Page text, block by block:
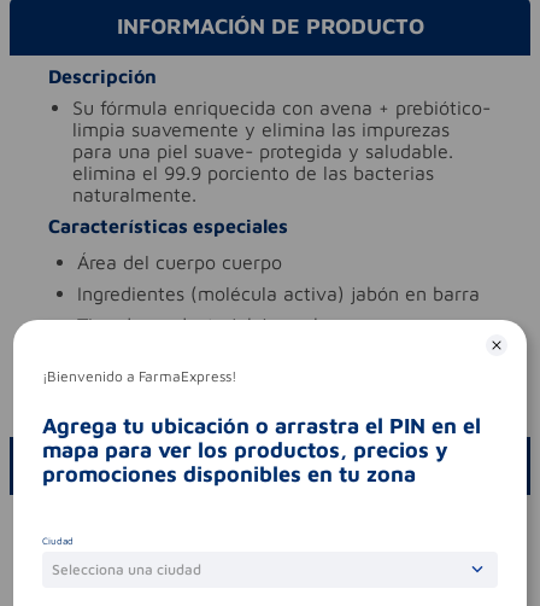
INFORMACIÓN DE PRODUCTO
Descripción
su fórmula enriquecida con avena + prebiótico-
limpia suavemente y elimina las impurezas
para una piel suave- protegida y saludable.
elimina el 99.9 porciento de las bacterias
naturalmente.
Características especiales
área del cuerpo cuerpo
ingredientes (molécula activa) jabón en barra
tipo de producto jabón en barra
ESCRIBE UN COMENTARIO
Sin comentarios.
¡Bienvenido a FarmaExpress!
Agrega tu ubicación o arrastra el PIN en el
mapa para ver los productos, precios y
promociones disponibles en tu zona
Ciudad
Selecciona una ciudad